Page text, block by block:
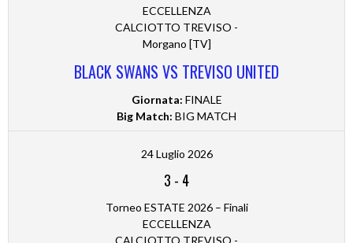
ECCELLENZA
CALCIOTTO TREVISO -
Morgano [TV]
BLACK SWANS VS TREVISO UNITED
Giornata: FINALE
Big Match: BIG MATCH
24 Luglio 2026
3 - 4
Torneo ESTATE 2026 – Finali
ECCELLENZA